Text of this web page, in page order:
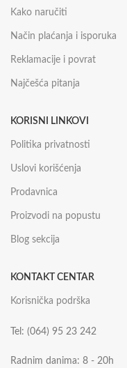
Kako naručiti
Način plaćanja i isporuka
Reklamacije i povrat
Najčešća pitanja
KORISNI LINKOVI
Politika privatnosti
Uslovi korišćenja
Prodavnica
Proizvodi na popustu
Blog sekcija
KONTAKT CENTAR
Korisnička podrška
Tel: (064) 95 23 242
Radnim danima: 8 - 20h